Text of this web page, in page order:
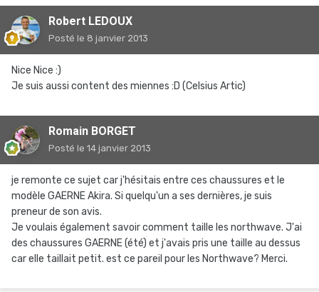
Robert LEDOUX
Posté le 8 janvier 2013
Nice Nice :)
Je suis aussi content des miennes :D (Celsius Artic)
Romain BORGET
Posté le 14 janvier 2013
je remonte ce sujet car j'hésitais entre ces chaussures et le
modèle GAERNE Akira. Si quelqu'un a ses dernières, je suis
preneur de son avis.
Je voulais également savoir comment taille les northwave. J'ai
des chaussures GAERNE (été) et j'avais pris une taille au dessus
car elle taillait petit. est ce pareil pour les Northwave? Merci.